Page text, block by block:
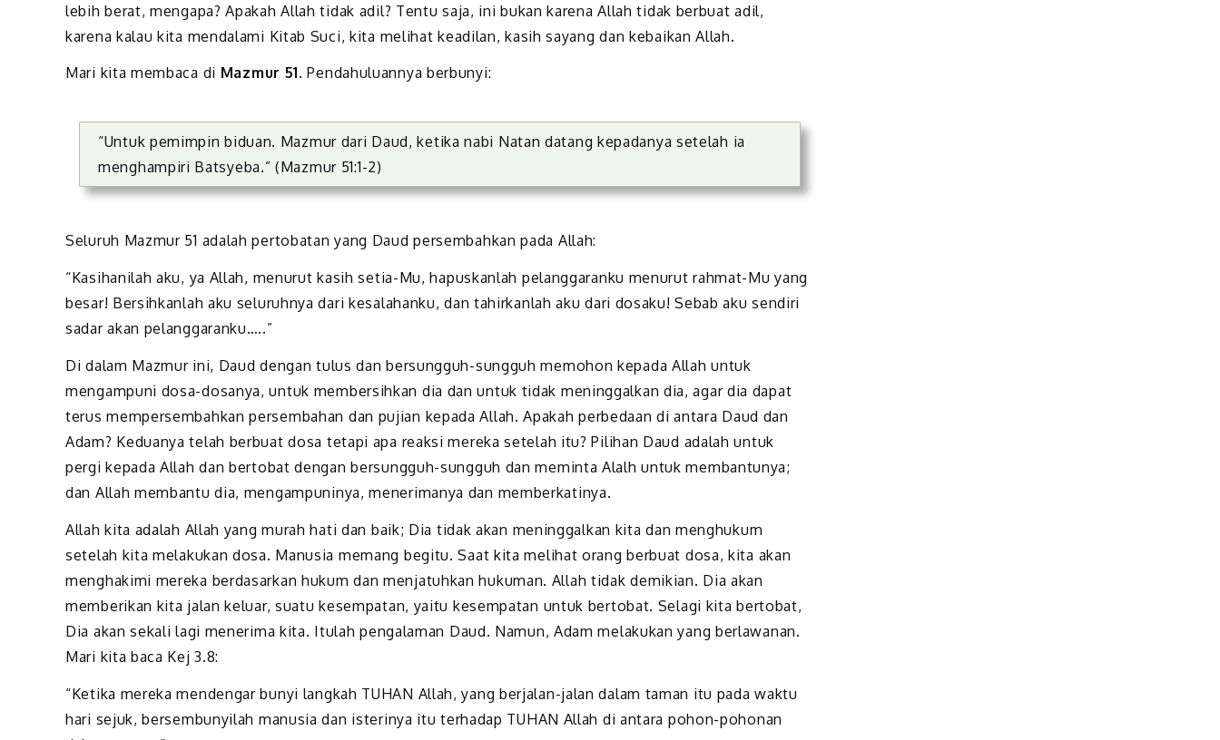
lebih berat, mengapa? Apakah Allah tidak adil? Tentu saja, ini bukan karena Allah tidak berbuat adil,
karena kalau kita mendalami Kitab Suci, kita melihat keadilan, kasih sayang dan kebaikan Allah.
Mari kita membaca di Mazmur 51. Pendahuluannya berbunyi:
“Untuk pemimpin biduan. Mazmur dari Daud, ketika nabi Natan datang kepadanya setelah ia
menghampiri Batsyeba.” (Mazmur 51:1-2)
Seluruh Mazmur 51 adalah pertobatan yang Daud persembahkan pada Allah:
“Kasihanilah aku, ya Allah, menurut kasih setia-Mu, hapuskanlah pelanggaranku menurut rahmat-Mu yang
besar! Bersihkanlah aku seluruhnya dari kesalahanku, dan tahirkanlah aku dari dosaku! Sebab aku sendiri
sadar akan pelanggaranku…..”
Di dalam Mazmur ini, Daud dengan tulus dan bersungguh-sungguh memohon kepada Allah untuk
mengampuni dosa-dosanya, untuk membersihkan dia dan untuk tidak meninggalkan dia, agar dia dapat
terus mempersembahkan persembahan dan pujian kepada Allah. Apakah perbedaan di antara Daud dan
Adam? Keduanya telah berbuat dosa tetapi apa reaksi mereka setelah itu? Pilihan Daud adalah untuk
pergi kepada Allah dan bertobat dengan bersungguh-sungguh dan meminta Alalh untuk membantunya;
dan Allah membantu dia, mengampuninya, menerimanya dan memberkatinya.
Allah kita adalah Allah yang murah hati dan baik; Dia tidak akan meninggalkan kita dan menghukum
setelah kita melakukan dosa. Manusia memang begitu. Saat kita melihat orang berbuat dosa, kita akan
menghakimi mereka berdasarkan hukum dan menjatuhkan hukuman. Allah tidak demikian. Dia akan
memberikan kita jalan keluar, suatu kesempatan, yaitu kesempatan untuk bertobat. Selagi kita bertobat,
Dia akan sekali lagi menerima kita. Itulah pengalaman Daud. Namun, Adam melakukan yang berlawanan.
Mari kita baca Kej 3.8:
“Ketika mereka mendengar bunyi langkah TUHAN Allah, yang berjalan-jalan dalam taman itu pada waktu
hari sejuk, bersembunyilah manusia dan isterinya itu terhadap TUHAN Allah di antara pohon-pohonan